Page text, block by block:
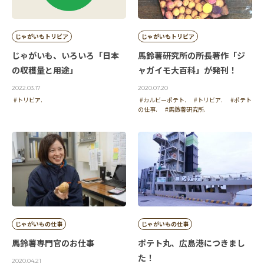
じゃがいもトリビア
じゃがいも、いろいろ「日本
の収穫量と用途」
2022.03.17
#トリビア.
じゃがいもトリビア
馬鈴薯研究所の所長著作「ジ
ャガイモ大百科」が発刊！
2020.07.20
#カルビーポテト. #トリビア.
#ポテト
の仕事.
#馬鈴薯研究所.
じゃがいもの仕事
馬鈴薯専門官のお仕事
2020.04.21
じゃがいもの仕事
ポテト丸、広島港につきまし
た！